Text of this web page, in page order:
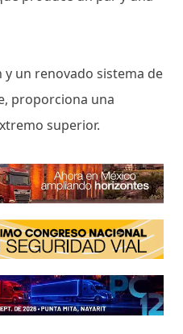
y un renovado sistema de
proporciona una
superior.